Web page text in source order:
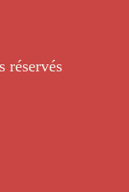
réservés